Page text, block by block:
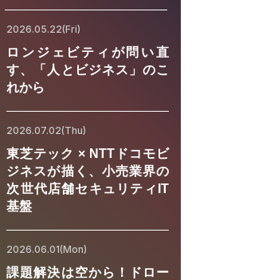
2026.05.22(Fri)
ロンジェビティが問い直
す、「人とビジネス」のこ
れから
2026.07.02(Thu)
東芝テック × NTTドコモビ
ジネスが描く、小売業界の
次世代店舗セキュリティIT
基盤
2026.06.01(Mon)
課題解決は空から！ドロー